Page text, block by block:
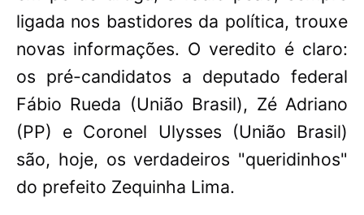
ligada nos bastidores da política, trouxe
novas informações. O veredito é claro:
os pré-candidatos a deputado federal
Fábio Rueda (União Brasil), Zé Adriano
(PP) e Coronel Ulysses (União Brasil)
são, hoje, os verdadeiros "queridinhos"
do prefeito Zequinha Lima.